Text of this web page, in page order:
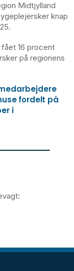
Midtjylland
knap
16 procent
på regionens
fordelt på
i